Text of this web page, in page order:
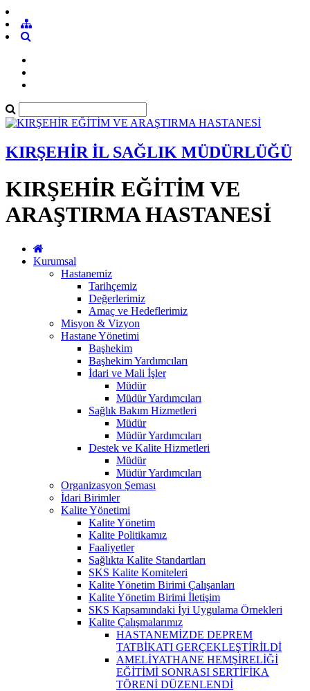
KIRŞEHİR İL SAĞLIK MÜDÜRLÜĞÜ
KIRŞEHİR EĞİTİM VE
ARAŞTIRMA HASTANESİ
Kurumsal
Hastanemiz
Tarihçemiz
Değerlerimiz
Amaç ve Hedeflerimiz
Misyon & Vizyon
Hastane Yönetimi
Başhekim
Başhekim Yardımcıları
İdari ve Mali İşler
Müdür
Müdür Yardımcıları
Sağlık Bakım Hizmetleri
Müdür
Müdür Yardımcıları
Destek ve Kalite Hizmetleri
Müdür
Müdür Yardımcıları
Organizasyon Şeması
İdari Birimler
Kalite Yönetimi
Kalite Yönetim
Kalite Politikamız
Faaliyetler
Sağlıkta Kalite Standartları
SKS Kalite Komiteleri
Kalite Yönetim Birimi Çalışanları
Kalite Yönetim Birimi İletişim
SKS Kapsamındaki İyi Uygulama Örnekleri
Kalite Çalışmalarımız
HASTANEMİZDE DEPREM
TATBİKATI GERÇEKLEŞTİRİLDİ
AMELİYATHANE HEMŞİRELİĞİ
EĞİTİMİ SONRASI SERTİFİKA
TÖRENİ DÜZENLENDİ